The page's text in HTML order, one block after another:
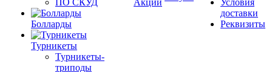
ПО СКУД
Болларды
Турникеты
Турникеты-
триподы
Акции
Условия
доставки
Реквизиты